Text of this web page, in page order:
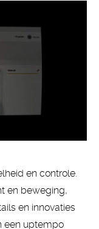
en controle.
en beweging,
en innovaties
een uptempo